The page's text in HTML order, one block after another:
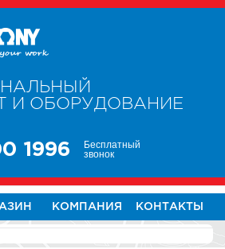
И ОБОРУДОВАНИЕ
1996 Бесплатный
звонок
КОМПАНИЯ КОНТАКТЫ